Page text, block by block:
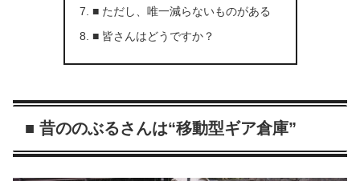
■ ただし、唯一減らないものがある
■ 皆さんはどうですか？
■ 昔ののぶるさんは“移動型ギア倉庫”